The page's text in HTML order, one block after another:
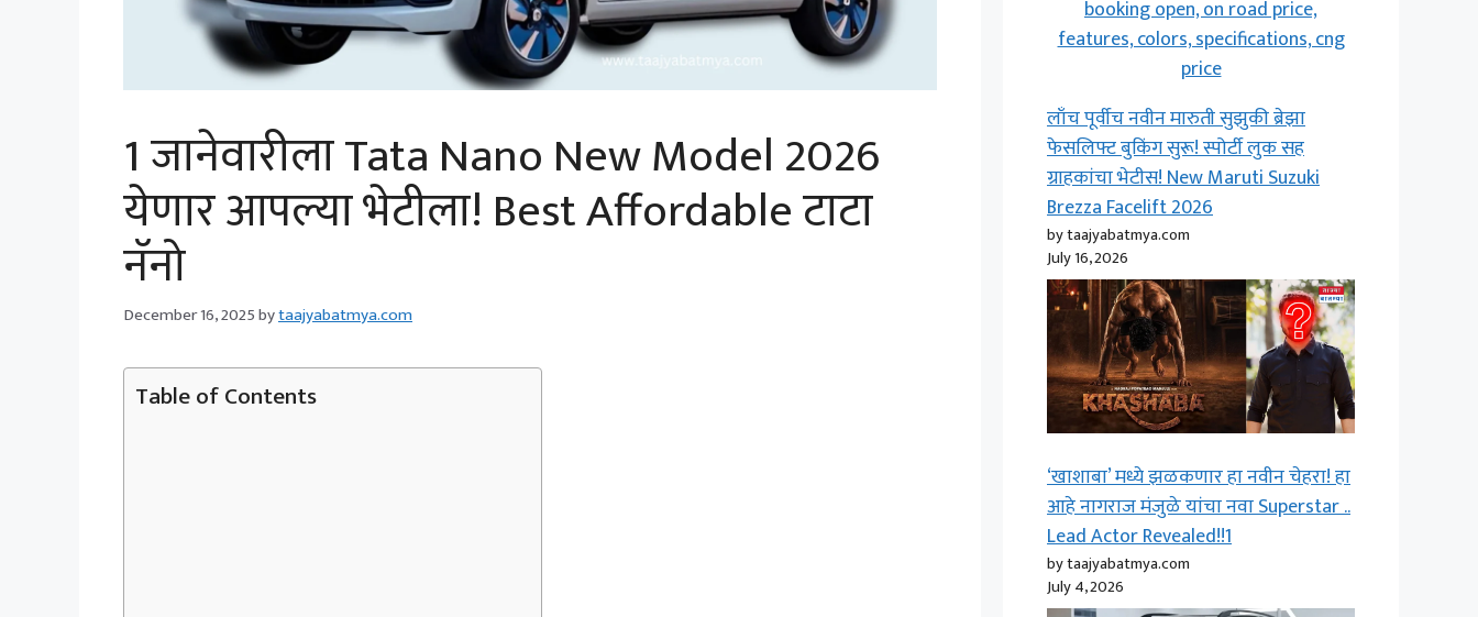
1 जानेवारीला Tata Nano New Model 2026
येणार आपल्या भेटीला! Best Affordable टाटा
नॅनो
December 16, 2025bytaajyabatmya.com
Table of Contents
लाँच पूर्वीच नवीन मारुती सुझुकी ब्रेझा
फेसलिफ्ट बुकिंग सुरू! स्पोर्टी लुक सह
ग्राहकांचा भेटीस! New Maruti Suzuki
Brezza Facelift 2026
by taajyabatmya.com
July 16, 2026
‘खाशाबा’ मध्ये झळकणार हा नवीन चेहरा! हा
आहे नागराज मंजुळे यांचा नवा Superstar ..
Lead Actor Revealed!!1
by taajyabatmya.com
July 4, 2026